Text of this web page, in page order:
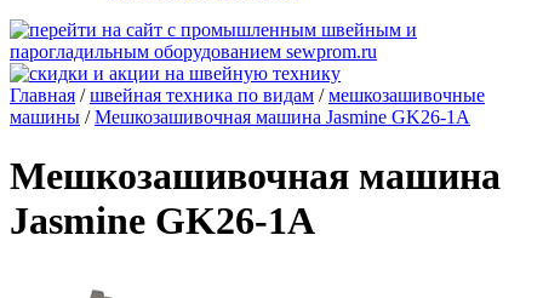
Главная /швейная техника по видам /мешкозашивочные
машины /Мешкозашивочная машина Jasmine GK26-1A
Мешкозашивочная машина
Jasmine GK26-1A